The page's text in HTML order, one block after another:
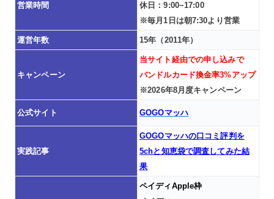
営業時間
休日：9:00~17:00
※毎月1日は朝7:30より営業
運営年数 15年（2011年）
キャンペーン
当サイト経由での申し込みで
バンドルカード換金率3%アップ
※2026年8月度キャンペーン
公式サイト GOGOマッハ
実践記事
GOGOマッハの口コミ評判を
5chと知恵袋で調査してみた結
果
ペイディApple枠